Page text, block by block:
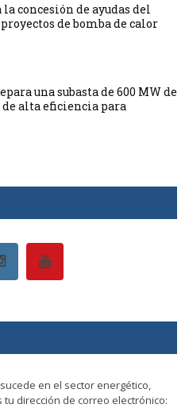
concesión de ayudas del
de bomba de calor
una subasta de 600 MW de
alta eficiencia para
en el sector energético,
dirección de correo electrónico: